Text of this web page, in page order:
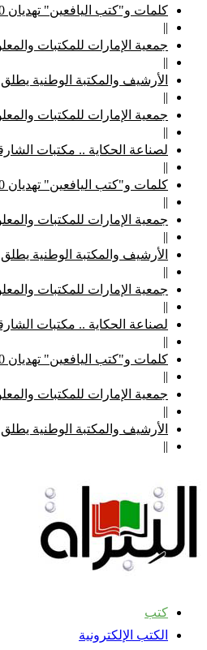
كلمات و"كتب اليافعين" تهديان 350 كتاباً لأطفال "الإمارات الإنسانية"
||
جمعية الإمارات للمكتبات
||
الأرشيف والمكتبة الوطنية
||
جمعية الإمارات للمكتبات
||
لصناعة الحكاية .. مكتبات
||
كلمات و"كتب اليافعين" تهديان 350 كتاباً لأطفال "الإمارات الإنسانية"
||
جمعية الإمارات للمكتبات
||
الأرشيف والمكتبة الوطنية
||
جمعية الإمارات للمكتبات
||
لصناعة الحكاية .. مكتبات
||
كلمات و"كتب اليافعين" تهديان 350 كتاباً لأطفال "الإمارات الإنسانية"
||
جمعية الإمارات للمكتبات
||
الأرشيف والمكتبة الوطنية
||
كتب
الكتب الإلكترونية